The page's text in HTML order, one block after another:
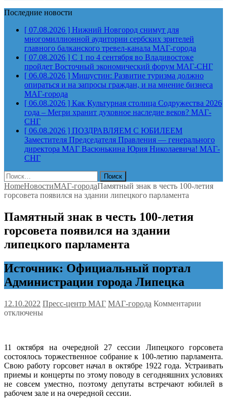
Последние новости
[ 07.08.2026 ] Нижний Новгород снимут для
многомиллионной аудитории сербских зрителей
главного балканского тревел-канала МАГ-города
[ 07.08.2026 ] С 1 по 4 сентября во Владивостоке
пройдет Восточный экономический форум МАГ-СНГ
[ 06.08.2026 ] Мишустин: Развитие туризма должно
опираться и на запросы граждан, и на мнение бизнеса
МАГ-города
[ 06.08.2026 ] Как Культурная столица Содружества 2026
года – Мегри хранит духовное наследие веков? МАГ-
СНГ
[ 06.08.2026 ] ПОЗДРАВЛЯЕМ С ЮБИЛЕЕМ
Заместителя Председателя Правления — генерального
директора МАГ Васюнькина Юрия Николаевича! МАГ-
СНГ
Найти:
HomeНовостиМАГ-городаПамятный знак в честь 100-летия
горсовета появился на здании липецкого парламента
Памятный знак в честь 100-летия
горсовета появился на здании
липецкого парламента
Источник: Официальный портал
Администрации города Липецка
12.10.2022 Пресс-центр МАГ МАГ-города Комментарии
честь
100-
летия
отключены
11 октября на очередной 27 сессии Липецкого горсовета
состоялось торжественное собрание к 100-летию парламента.
Свою работу горсовет начал в октябре 1922 года. Устраивать
приемы и концерты по этому поводу в сегодняшних условиях
не совсем уместно, поэтому депутаты встречают юбилей в
рабочем зале и на очередной сессии.